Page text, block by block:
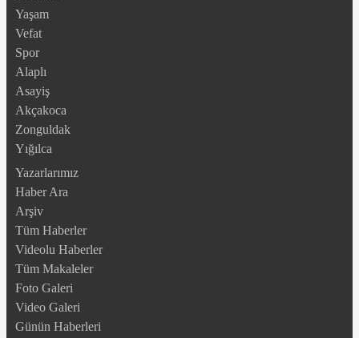
Yaşam
Vefat
Spor
Alaplı
Asayiş
Akçakoca
Zonguldak
Yığılca
Yazarlarımız
Haber Ara
Arşiv
Tüm Haberler
Videolu Haberler
Tüm Makaleler
Foto Galeri
Video Galeri
Günün Haberleri